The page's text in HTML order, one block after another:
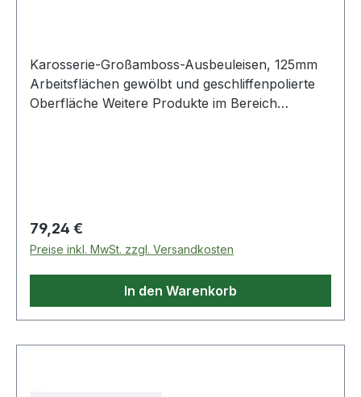
Karosserie-Großamboss-Ausbeuleisen, 125mm
Arbeitsflächen gewölbt und geschliffenpolierte
Oberfläche Weitere Produkte im Bereich
Regulärer Preis:
79,24 €
Preise inkl. MwSt. zzgl. Versandkosten
In den Warenkorb